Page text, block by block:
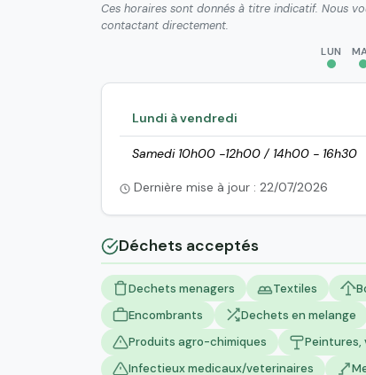
Ces horaires sont donnés à titre indicatif. Nous
contactant directement.
LUN
Lundi à vendredi
Samedi 10h00 -12h00 / 14h00 - 16h30
Dernière mise à jour : 22/07/2026
Déchets acceptés
Dechets menagers Textiles
Encombrants
Dechets en melange
Produits agro-chimiques
Peintures,
Infectieux medicaux/veterinaires